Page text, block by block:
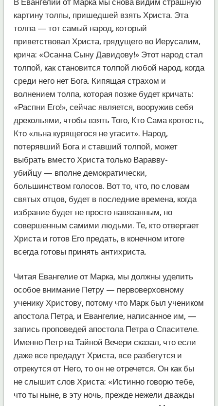
картину толпы, пришедшей взять Христа. Эта
толпа — тот самый народ, который
приветствовал Христа, грядущего во Иерусалим,
крича: «Осанна Сыну Давидову!» Этот народ стал
толпой, как становится толпой любой народ, когда
среди него нет Бога. Кипящая страхом и
волнением толпа, которая позже будет кричать:
«Распни Его!», сейчас является, вооружив себя
дрекольями, чтобы взять Того, Кто Сама кротость,
Кто «льна курящегося не угасит». Народ,
потерявший Бога и ставший толпой, может
выбрать вместо Христа только Варавву-
убийцу — вполне демократически,
большинством голосов. Вот то, что, по словам
святых отцов, будет в последние времена, когда
избрание будет не просто навязанным, но
совершенным самими людьми. Те, кто отвергает
Христа и готов Его предать, в конечном итоге
всегда готовы принять антихриста.
Читая Евангелие от Марка, мы должны уделить
особое внимание Петру — первоверховному
ученику Христову, потому что Марк был учеником
апостола Петра, и Евангелие, написанное им, —
запись проповедей апостола Петра о Спасителе.
Именно Петр на Тайной Вечери сказал, что если
даже все предадут Христа, все разбегутся и
отрекутся от Него, то он не отречется. Он как бы
не слышит слов Христа: «Истинно говорю тебе,
что ты ныне, в эту ночь, прежде нежели дважды